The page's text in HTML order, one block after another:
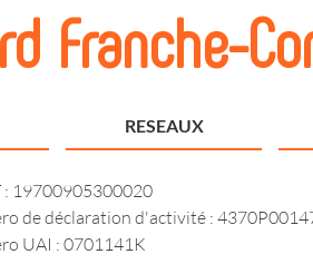
Franche-
RESEAUX
: 19700905300020
de déclaration d'activité :
UAI : 0701141K